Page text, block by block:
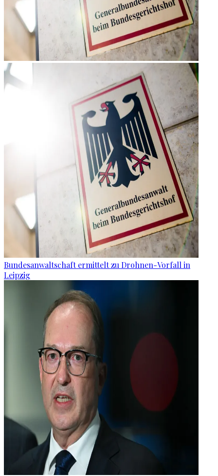
Bundesanwaltschaft ermittelt zu Drohnen-Vorfall in
Leipzig